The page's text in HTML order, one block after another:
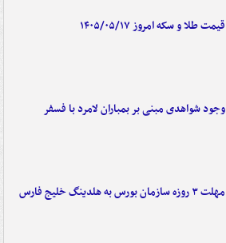
قیمت طلا و سکه امروز ۱۴۰۵/۰۵/۱۷
وجود شواهدی مبنی بر بمباران لامرد با فسفر
مهلت ۳ روزه سازمان بورس به هلدینگ خلیج فارس